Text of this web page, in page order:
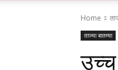
Home
ताज्या बातम्या
उच्च